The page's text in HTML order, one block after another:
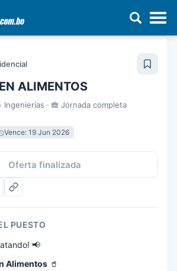
ALIMENTOS
Ingenierías · Jornada completa
Vence: 19 Jun 2026
Oferta finalizada
PUESTO
📢
Alimentos 🥤